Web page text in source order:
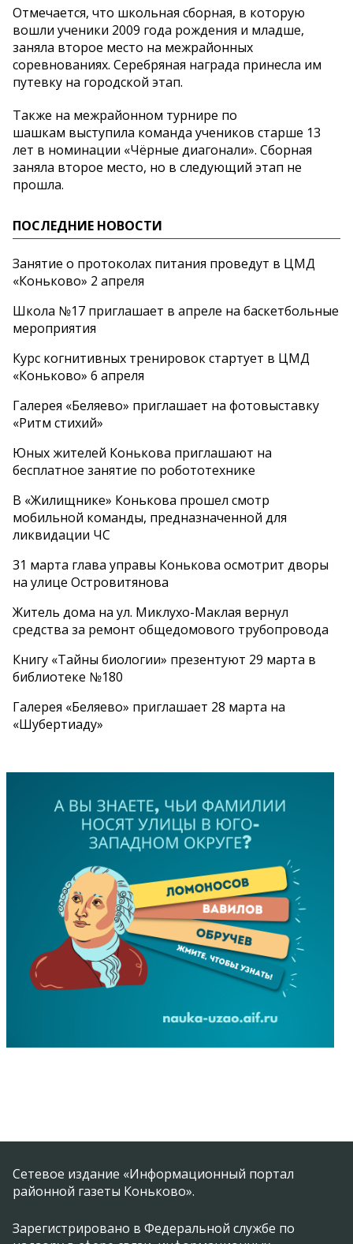
Отмечается, что школьная сборная, в которую
вошли ученики 2009 года рождения и младше,
заняла второе место на межрайонных
соревнованиях. Серебряная награда принесла им
путевку на городской этап.
Также на межрайонном турнире по
шашкам выступила команда учеников старше 13
лет в номинации «Чёрные диагонали». Сборная
заняла второе место, но в следующий этап не
прошла.
ПОСЛЕДНИЕ НОВОСТИ
Занятие о протоколах питания проведут в ЦМД
«Коньково» 2 апреля
Школа №17 приглашает в апреле на баскетбольные
мероприятия
Курс когнитивных тренировок стартует в ЦМД
«Коньково» 6 апреля
Галерея «Беляево» приглашает на фотовыставку
«Ритм стихий»
Юных жителей Конькова приглашают на
бесплатное занятие по робототехнике
В «Жилищнике» Конькова прошел смотр
мобильной команды, предназначенной для
ликвидации ЧС
31 марта глава управы Конькова осмотрит дворы
на улице Островитянова
Житель дома на ул. Миклухо-Маклая вернул
средства за ремонт общедомового трубопровода
Книгу «Тайны биологии» презентуют 29 марта в
библиотеке №180
Галерея «Беляево» приглашает 28 марта на
«Шубертиаду»
Сетевое издание «Информационный портал
районной газеты Коньково».
Зарегистрировано в Федеральной службе по